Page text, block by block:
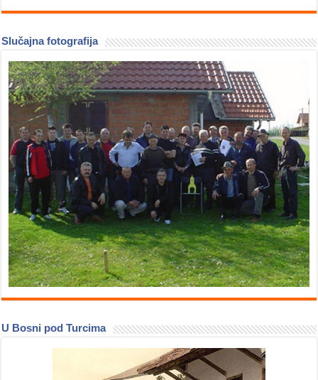
Slučajna fotografija
U Bosni pod Turcima